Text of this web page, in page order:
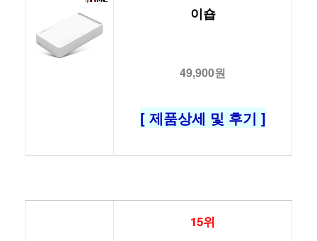
이숍
49,900원
[ 제품상세 및 후기 ]
15위